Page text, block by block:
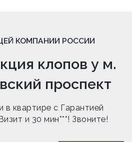
КОМПАНИИ РОССИИ
клопов у м.
проспект
в квартире с Гарантией
и 30 мин***! Звоните!